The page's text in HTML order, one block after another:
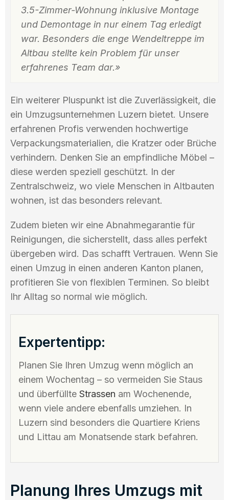
3.5-Zimmer-Wohnung inklusive Montage
und Demontage in nur einem Tag erledigt
war. Besonders die enge Wendeltreppe im
Altbau stellte kein Problem für unser
erfahrenes Team dar.»
Ein weiterer Pluspunkt ist die Zuverlässigkeit, die
ein Umzugsunternehmen Luzern bietet. Unsere
erfahrenen Profis verwenden hochwertige
Verpackungsmaterialien, die Kratzer oder Brüche
verhindern. Denken Sie an empfindliche Möbel –
diese werden speziell geschützt. In der
Zentralschweiz, wo viele Menschen in Altbauten
wohnen, ist das besonders relevant.
Zudem bieten wir eine Abnahmegarantie für
Reinigungen, die sicherstellt, dass alles perfekt
übergeben wird. Das schafft Vertrauen. Wenn Sie
einen Umzug in einen anderen Kanton planen,
profitieren Sie von flexiblen Terminen. So bleibt
Ihr Alltag so normal wie möglich.
Expertentipp:
Planen Sie Ihren Umzug wenn möglich an
einem Wochentag – so vermeiden Sie Staus
und überfüllte Strassen am Wochenende,
wenn viele andere ebenfalls umziehen. In
Luzern sind besonders die Quartiere Kriens
und Littau am Monatsende stark befahren.
Planung Ihres Umzugs mit